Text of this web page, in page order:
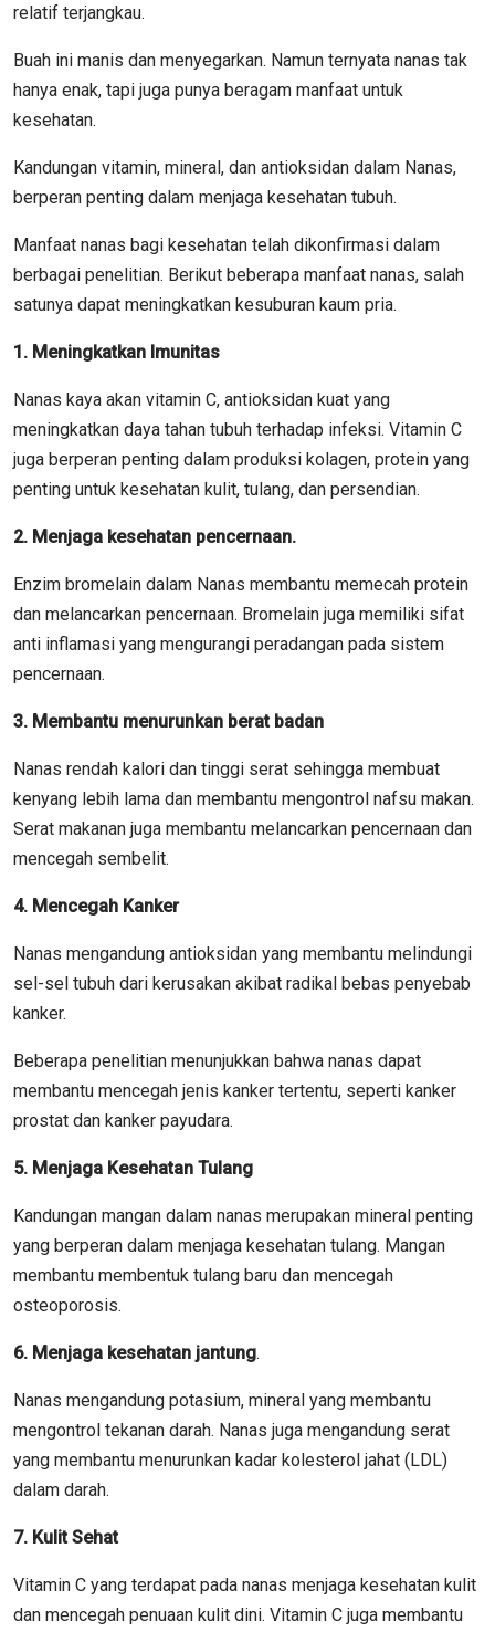
relatif terjangkau.
Buah ini manis dan menyegarkan. Namun ternyata nanas tak
hanya enak, tapi juga punya beragam manfaat untuk
kesehatan.
Kandungan vitamin, mineral, dan antioksidan dalam Nanas,
berperan penting dalam menjaga kesehatan tubuh.
Manfaat nanas bagi kesehatan telah dikonfirmasi dalam
berbagai penelitian. Berikut beberapa manfaat nanas, salah
satunya dapat meningkatkan kesuburan kaum pria.
1. Meningkatkan Imunitas
Nanas kaya akan vitamin C, antioksidan kuat yang
meningkatkan daya tahan tubuh terhadap infeksi. Vitamin C
juga berperan penting dalam produksi kolagen, protein yang
penting untuk kesehatan kulit, tulang, dan persendian.
2. Menjaga kesehatan pencernaan.
Enzim bromelain dalam Nanas membantu memecah protein
dan melancarkan pencernaan. Bromelain juga memiliki sifat
anti inflamasi yang mengurangi peradangan pada sistem
pencernaan.
3. Membantu menurunkan berat badan
Nanas rendah kalori dan tinggi serat sehingga membuat
kenyang lebih lama dan membantu mengontrol nafsu makan.
Serat makanan juga membantu melancarkan pencernaan dan
mencegah sembelit.
4. Mencegah Kanker
Nanas mengandung antioksidan yang membantu melindungi
sel-sel tubuh dari kerusakan akibat radikal bebas penyebab
kanker.
Beberapa penelitian menunjukkan bahwa nanas dapat
membantu mencegah jenis kanker tertentu, seperti kanker
prostat dan kanker payudara.
5. Menjaga Kesehatan Tulang
Kandungan mangan dalam nanas merupakan mineral penting
yang berperan dalam menjaga kesehatan tulang. Mangan
membantu membentuk tulang baru dan mencegah
osteoporosis.
6. Menjaga kesehatan jantung.
Nanas mengandung potasium, mineral yang membantu
mengontrol tekanan darah. Nanas juga mengandung serat
yang membantu menurunkan kadar kolesterol jahat (LDL)
dalam darah.
7. Kulit Sehat
Vitamin C yang terdapat pada nanas menjaga kesehatan kulit
dan mencegah penuaan kulit dini. Vitamin C juga membantu